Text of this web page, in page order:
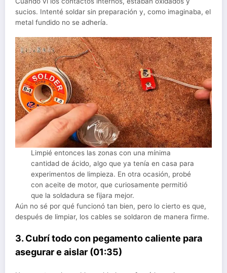
sucios. Intenté soldar sin preparación y, como imaginaba, el
metal fundido no se adhería.
Limpié entonces las zonas con una mínima
cantidad de ácido, algo que ya tenía en casa para
experimentos de limpieza. En otra ocasión, probé
con aceite de motor, que curiosamente permitió
que la soldadura se fijara mejor.
Aún no sé por qué funcionó tan bien, pero lo cierto es que,
después de limpiar, los cables se soldaron de manera firme.
3. Cubrí todo con pegamento caliente para
asegurar e aislar (01:35)